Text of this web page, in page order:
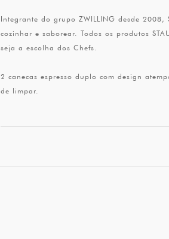
Integrante do grupo ZWILLING desde
cozinhar e saborear. Todos os produtos
seja a escolha dos Chefs.
2 canecas espresso duplo com design
de limpar.